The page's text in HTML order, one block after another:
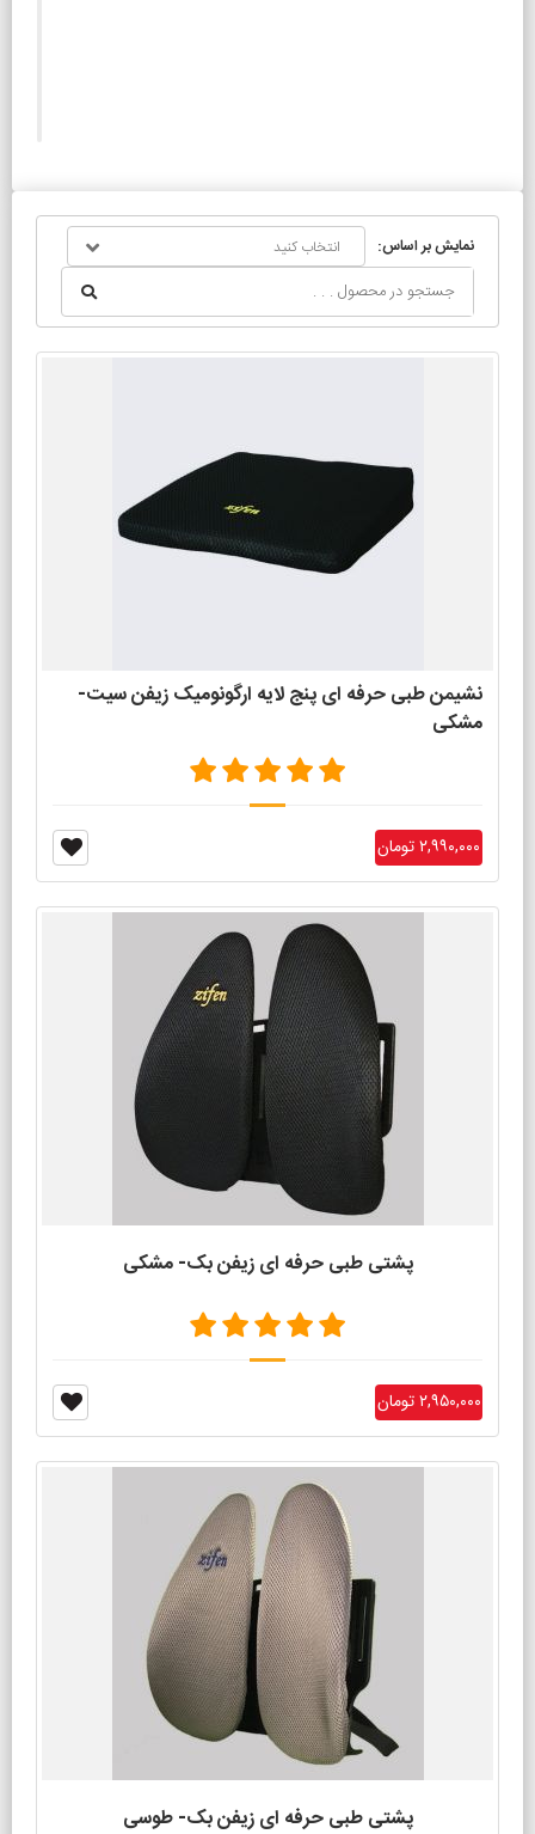
نمایش بر اساس: انتخاب کنید
نشیمن طبی حرفه ای پنج لایه ارگونومیک زیفن سیت-
مشکی
۲,۹۹۰,۰۰۰ تومان
پشتی طبی حرفه ای زیفن بک- مشکی
۲,۹۵۰,۰۰۰ تومان
پشتی طبی حرفه ای زیفن بک- طوسی